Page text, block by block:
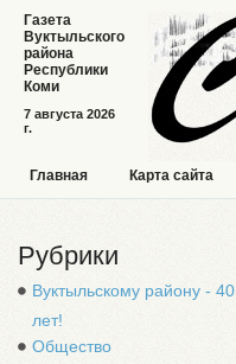
7 августа 2026
г.
Газета
Вуктыльского
района
Республики
Коми
Главная Карта сайта
Рубрики
Вуктыльскому району - 40
лет!
Общество